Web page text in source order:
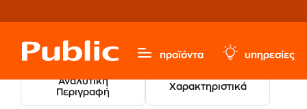
προϊόντα υπηρεσίες
Αναλυτική
Περιγραφή
Χαρακτηριστικά